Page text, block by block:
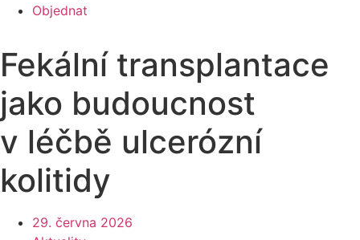
Objednat
Fekální transplantace
jako budoucnost
v léčbě ulcerózní
kolitidy
29. června 2026